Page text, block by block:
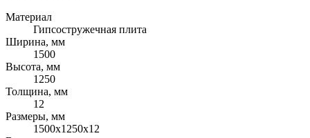
Материал
Гипсостружечная плита
Ширина, мм
1500
Высота, мм
1250
Толщина, мм
12
Размеры, мм
1500х1250х12